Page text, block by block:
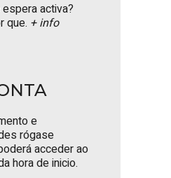
activa?
que. + info
e
rógase
acceder ao
hora de inicio.